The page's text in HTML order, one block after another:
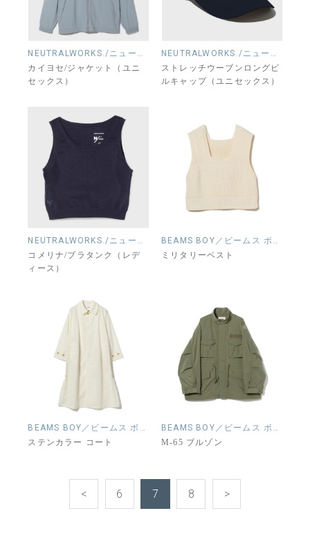
NEUTRALWORKS./ニュートラルワークス.
カイヨセ/ジャケット（ユニ
セックス）
NEUTRALWORKS./ニュートラルワークス.
ストレッチウーブンロングビ
ルキャップ（ユニセックス）
NEUTRALWORKS./ニュートラルワークス.
コメリナ/ブラタンク（レデ
ィース）
BEAMS BOY／ビームス ボーイ
ミリタリーベスト
ステンカラー コート
M-65 ブルゾン
< 6 7 8 >